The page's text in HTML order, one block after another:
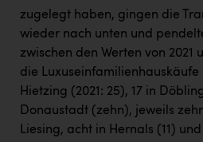
zugelegt haben, gingen die
wieder nach unten und
zwischen den Werten von 2021
die Luxuseinfamilienhauskäufe
Hietzing (2021: 25), 17 in
Donaustadt (zehn), jeweils
Liesing, acht in Hernals (11)